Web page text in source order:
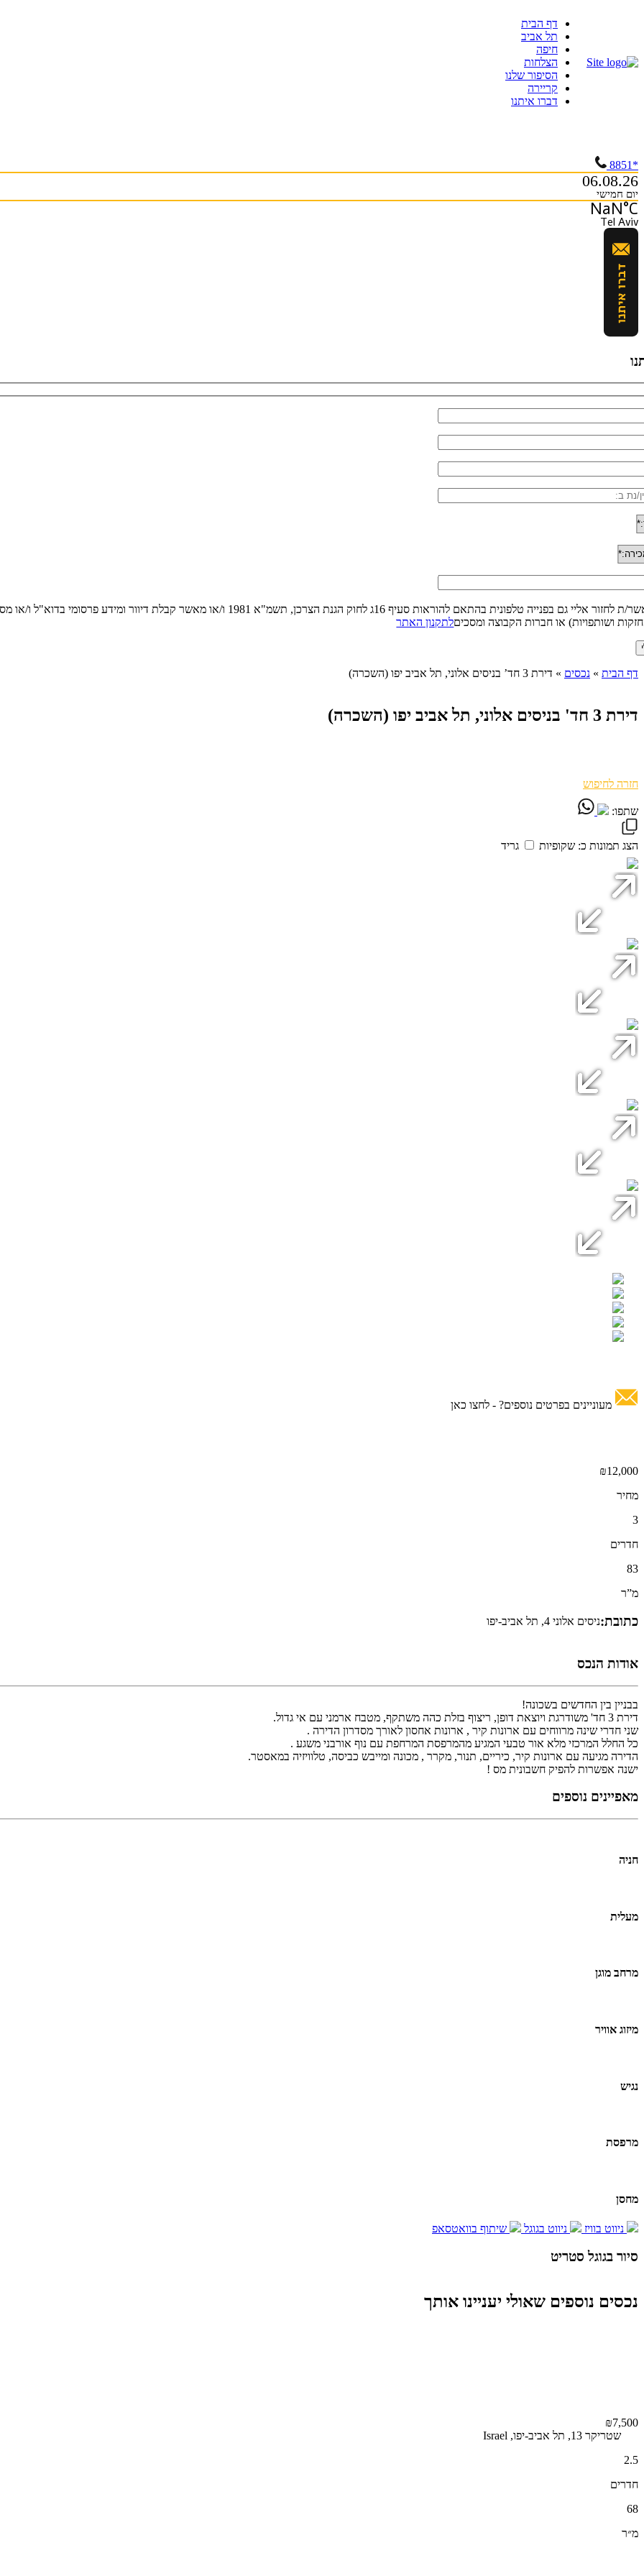
דף הבית
תל אביב
חיפה
הצלחות
הסיפור שלנו
קריירה
דברו איתנו
*8851
06.08.26
יום חמישי
NaN°C
Tel Aviv
ושותפויות) או חברות הקבוצה ומסכיםלתקנון האתר
דף הבית » נכסים » דירת 3 חד’ בניסים אלוני, תל אביב יפו (השכרה)
דירת 3 חד' בניסים אלוני, תל אביב יפו (השכרה)
חזרה לחיפוש
שתפו:
הצג תמונות כ: שקופיות גריד
מעוניינים בפרטים נוספים? - לחצו כאן
₪12,000
מחיר
3
חדרים
83
מ”ר
כתובת:ניסים אלוני 4, תל אביב-יפו
אודות הנכס
בבניין בין החדשים בשכונה!
דירת 3 חד' משודרגת ויוצאת דופן, ריצוף בזלת כהה משתקף, מטבח ארמני עם אי גדול.
שני חדרי שינה מרווחים עם ארונות קיר , ארונות אחסון לאורך מסדרון הדירה .
כל החלל המרכזי מלא אור טבעי המגיע מהמרפסת המרחפת עם נוף אורבני משגע .
הדירה מגיעה עם ארונות קיר, כיריים, תנור, מקרר , מכונה ומייבש כביסה, טלוויזיה במאסטר.
ישנה אפשרות להפיק חשבונית מס !
מאפיינים נוספים
חניה
מעלית
מרחב מוגן
מיזוג אוויר
נגיש
מרפסת
מחסן
ניווט בוויז ניווט בגוגל שיתוף בוואטסאפ
סיור בגוגל סטריט
נכסים נוספים שאולי יעניינו אותך
₪7,500
שטריקר 13, תל אביב-יפו, Israel
2.5
חדרים
68
מ״ר